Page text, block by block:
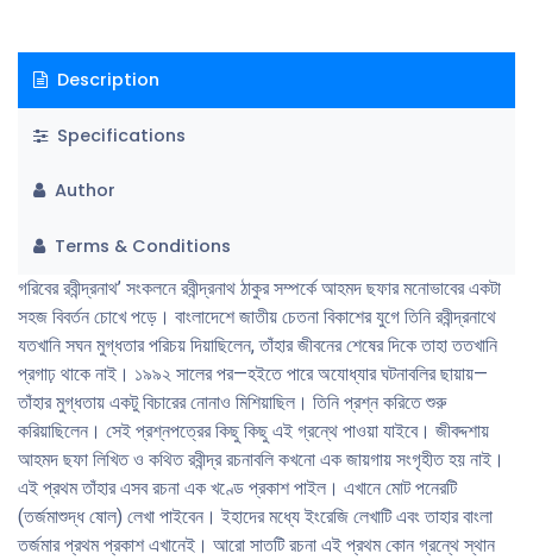
Description
Specifications
Author
Terms & Conditions
গরিবের রবীন্দ্রনাথ’ সংকলনে রবীন্দ্রনাথ ঠাকুর সম্পর্কে আহমদ ছফার মনোভাবের একটা
সহজ বিবর্তন চোখে পড়ে। বাংলাদেশে জাতীয় চেতনা বিকাশের যুগে তিনি রবীন্দ্রনাথে
যতখানি সঘন মুগ্ধতার পরিচয় দিয়াছিলেন, তাঁহার জীবনের শেষের দিকে তাহা ততখানি
প্রগাঢ় থাকে নাই। ১৯৯২ সালের পর—হইতে পারে অযোধ্যার ঘটনাবলির ছায়ায়—
তাঁহার মুগ্ধতায় একটু বিচারের নোনাও মিশিয়াছিল। তিনি প্রশ্ন করিতে শুরু
করিয়াছিলেন। সেই প্রশ্নপত্রের কিছু কিছু এই গ্রন্থে পাওয়া যাইবে। জীবদ্দশায়
আহমদ ছফা লিখিত ও কথিত রবীন্দ্র রচনাবলি কখনো এক জায়গায় সংগৃহীত হয় নাই।
এই প্রথম তাঁহার এসব রচনা এক খণ্ডে প্রকাশ পাইল। এখানে মোট পনেরটি
(তর্জমাশুদ্ধ ষোল) লেখা পাইবেন। ইহাদের মধ্যে ইংরেজি লেখাটি এবং তাহার বাংলা
তর্জমার প্রথম প্রকাশ এখানেই। আরো সাতটি রচনা এই প্রথম কোন গ্রন্থে স্থান